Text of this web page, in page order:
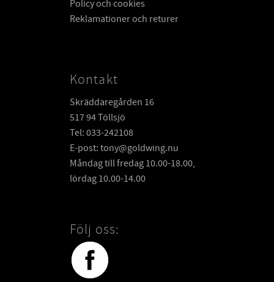
Policy och cookies
Reklamationer och returer
Kontakt
Skräddaregården 16
517 94 Töllsjö
Tel: 033-242108
E-post: tony@goldwing.nu
Måndag till fredag 10.00-18.00,
lördag 10.00-14.00
Följ oss: